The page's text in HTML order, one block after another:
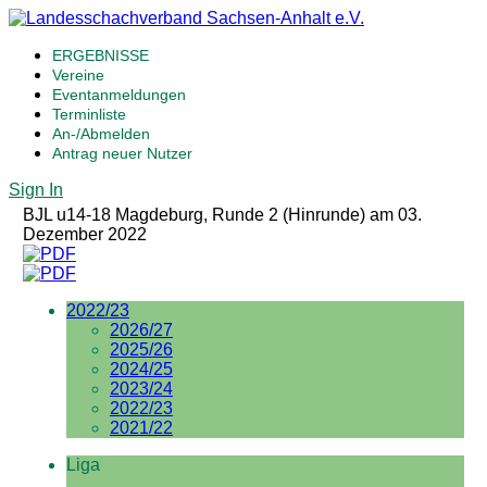
ERGEBNISSE
Vereine
Eventanmeldungen
Terminliste
An-/Abmelden
Antrag neuer Nutzer
Sign In
BJL u14-18 Magdeburg, Runde 2 (Hinrunde) am 03.
Dezember 2022
2022/23
2026/27
2025/26
2024/25
2023/24
2022/23
2021/22
Liga